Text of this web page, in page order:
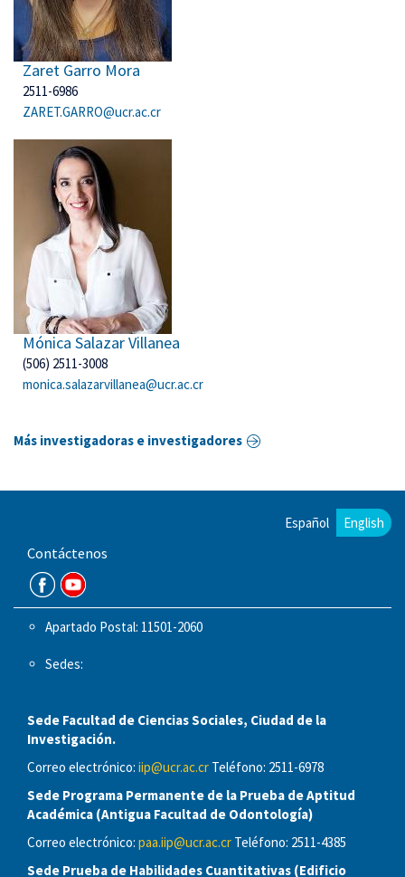
Zaret Garro Mora
2511-6986
ZARET.GARRO@ucr.ac.cr
Mónica Salazar Villanea
(506) 2511-3008
monica.salazarvillanea@ucr.ac.cr
Más investigadoras e investigadores
Español English
Contáctenos
Apartado Postal: 11501-2060
Sedes:
Sede Facultad de Ciencias Sociales, Ciudad de la
Investigación.
Correo electrónico: iip@ucr.ac.cr Teléfono: 2511-6978
Sede Programa Permanente de la Prueba de Aptitud
Académica (Antigua Facultad de Odontología)
Correo electrónico: paa.iip@ucr.ac.cr Teléfono: 2511-4385
Sede Prueba de Habilidades Cuantitativas (Edificio